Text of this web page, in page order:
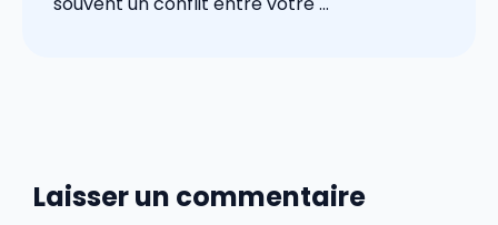
Laisser un commentaire